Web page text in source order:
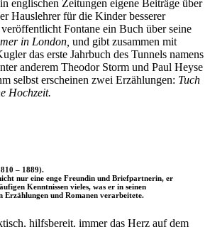
englischen Zeitungen eigene Beiträge über
Hauslehrer für die Kinder besserer
Fontane ein Buch über seine
in London, und gibt zusammen mit
das erste Jahrbuch des Tunnels namens
anderem Theodor Storm und Paul Heyse
selbst erscheinen zwei Erzählungen: Tuch
Hochzeit.
– 1889).
nur eine enge Freundin und Briefpartnerin, er
Kenntnissen vieles, was er in seinen
Erzählungen und Romanen verarbeitete.
hilfsbereit, immer das Herz auf dem